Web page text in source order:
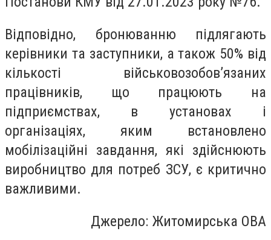
Відповідно, бронюванню підлягають
керівники та заступники, а також 50% від
кількості військовозобов’язаних
працівників, що працюють на
підприємствах, в установах і
організаціях, яким встановлено
мобілізаційні завдання, які здійснюють
виробництво для потреб ЗСУ, є критично
важливими.
Джерело: Житомирська ОВА